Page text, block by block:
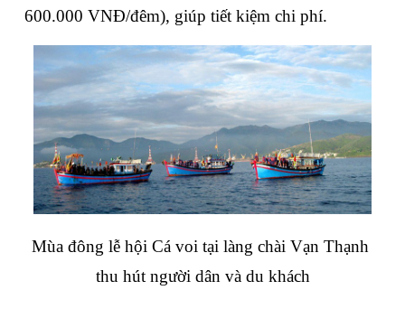
600.000 VNĐ/đêm), giúp tiết kiệm chi phí.
Mùa đông lễ hội Cá voi tại làng chài Vạn Thạnh
thu hút người dân và du khách